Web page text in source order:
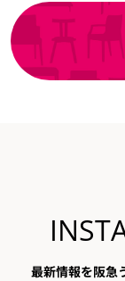
最新情報を阪急